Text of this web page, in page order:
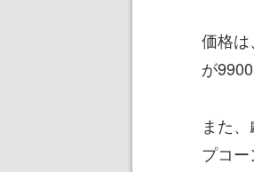
価格
が
また
プコー